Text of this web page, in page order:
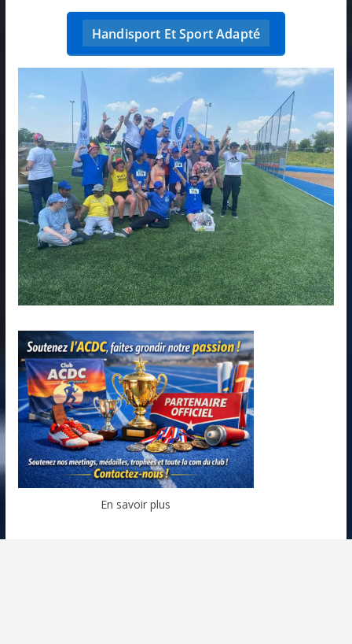
Handisport Et Sport Adapté
En savoir plus